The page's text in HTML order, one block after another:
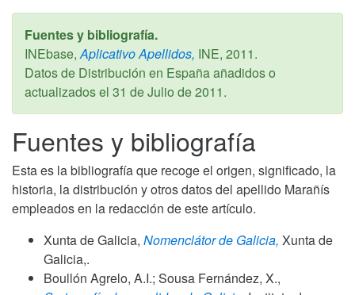
Fuentes y bibliografía.
INEbase, Aplicativo Apellidos, INE, 2011.
Datos de Distribución en España añadidos o
actualizados el 31 de Julio de 2011.
Fuentes y bibliografía
Esta es la bibliografía que recoge el origen, significado, la
historia, la distribución y otros datos del apellido Marañís
empleados en la redacción de este artículo.
Xunta de Galicia, Nomenclátor de Galicia, Xunta de
Galicia,.
Boullón Agrelo, A.I.; Sousa Fernández, X.,